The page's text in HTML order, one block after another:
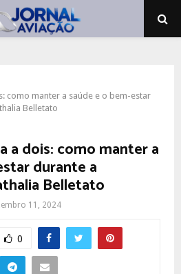
como manter a saúde e o bem-estar
Belletato
a dois: como manter a
durante a
Belletato
11, 2024
0